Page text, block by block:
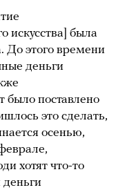
искусства] была
До этого времени
деньги
было поставлено
это сделать,
осенью,
хотят что-то
деньги